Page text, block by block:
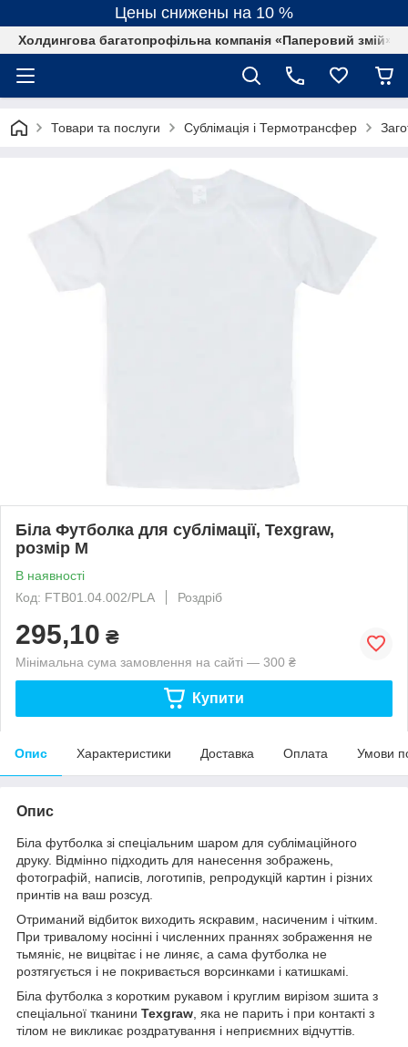
Цены снижены на 10 %
Холдингова багатопрофільна компанія «Паперовий змій»
Товари та послуги Сублімація і Термотрансфер
Біла Футболка для сублімації, Texgraw,
розмір М
В наявності
Код: FTB01.04.002/PLA
Роздріб
295,10 ₴
Мінімальна сума замовлення на сайті — 300 ₴
Купити
Опис Характеристики Доставка Оплата Умови
Опис
Біла футболка зі спеціальним шаром для сублімаційного
друку. Відмінно підходить для нанесення зображень,
фотографій, написів, логотипів, репродукцій картин і різних
принтів на ваш розсуд.
Отриманий відбиток виходить яскравим, насиченим і чітким.
При тривалому носінні і численних праннях зображення не
тьмяніє, не вицвітає і не линяє, а сама футболка не
розтягується і не покривається ворсинками і катишкамі.
Біла футболка з коротким рукавом і круглим вирізом зшита з
спеціальної тканини Texgraw , яка не парить і при контакті з
тілом не викликає роздратування і неприємних відчуттів.